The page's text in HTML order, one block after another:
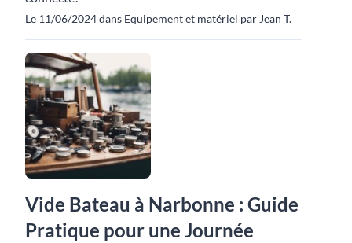
Le 11/06/2024 dans Equipement et matériel par Jean T.
Vide Bateau à Narbonne : Guide
Pratique pour une Journée